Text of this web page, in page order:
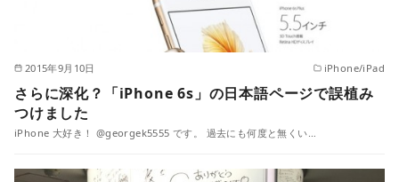
2015年9月10日 iPhone/iPad
さらに深化？「iPhone 6s」の日本語ページで誤植み
つけました
iPhone 大好き！ @georgek5555 です。 過去にも何度と無くい…